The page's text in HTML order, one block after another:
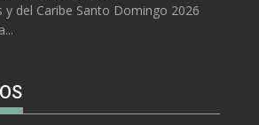
y del Caribe Santo Domingo 2026